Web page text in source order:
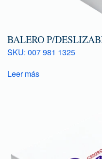
BALERO P/
SKU: 007 981 1325
Leer más